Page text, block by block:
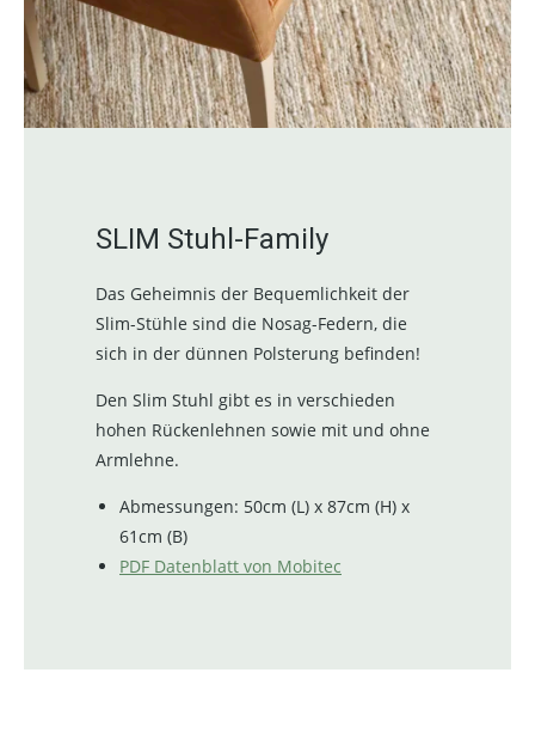
SLIM Stuhl-Family
Das Geheimnis der Bequemlichkeit der
Slim-Stühle sind die Nosag-Federn, die
sich in der dünnen Polsterung befinden!
Den Slim Stuhl gibt es in verschieden
hohen Rückenlehnen sowie mit und ohne
Armlehne.
Abmessungen: 50cm (L) x 87cm (H) x
61cm (B)
PDF Datenblatt von Mobitec